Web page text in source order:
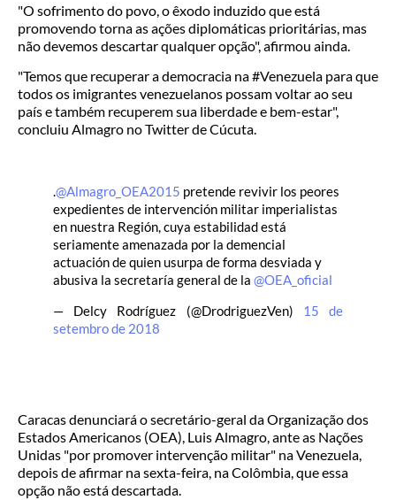
"O sofrimento do povo, o êxodo induzido que está
promovendo torna as ações diplomáticas prioritárias, mas
não devemos descartar qualquer opção", afirmou ainda.
"Temos que recuperar a democracia na #Venezuela para que
todos os imigrantes venezuelanos possam voltar ao seu
país e também recuperem sua liberdade e bem-estar",
concluiu Almagro no Twitter de Cúcuta.
@Almagro_OEA2015 pretende revivir los peores
expedientes de intervención militar imperialistas
en nuestra Región, cuya estabilidad está
seriamente amenazada por la demencial
actuación de quien usurpa de forma desviada y
abusiva la secretaría general de la @OEA_oficial
— Delcy Rodríguez (@DrodriguezVen) 15 de
setembro de 2018
Caracas denunciará o secretário-geral da Organização dos
Estados Americanos (OEA), Luis Almagro, ante as Nações
Unidas "por promover intervenção militar" na Venezuela,
depois de afirmar na sexta-feira, na Colômbia, que essa
opção não está descartada.